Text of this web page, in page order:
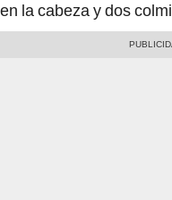
la cabeza y dos